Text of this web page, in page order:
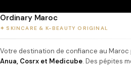
Ordinary Maroc
✦ SKINCARE & K-BEAUTY ORIGINAL
Votre destination de confiance au Maroc
Anua, Cosrx et Medicube. Des pépites